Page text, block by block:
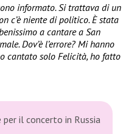
informato. Si trattava di un
c’è niente di politico. È stata
a cantare a San
Dov’è l’errore? Mi hanno
cantato solo Felicità, ho fatto
per il concerto in Russia